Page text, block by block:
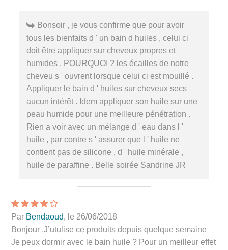
Bonsoir , je vous confirme que pour avoir
tous les bienfaits d ' un bain d huiles , celui ci
doit être appliquer sur cheveux propres et
humides . POURQUOI ? les écailles de notre
cheveu s ' ouvrent lorsque celui ci est mouillé .
Appliquer le bain d ' huiles sur cheveux secs
aucun intérêt . Idem appliquer son huile sur une
peau humide pour une meilleure pénétration .
Rien a voir avec un mélange d ' eau dans l '
huile , par contre s ' assurer que l ' huile ne
contient pas de silicone , d ' huile minérale ,
huile de paraffine . Belle soirée Sandrine JR
Par Bendaoud, le 26/06/2018
Bonjour ,J’utulise ce produits depuis quelque semaine
Je peux dormir avec le bain huile ? Pour un meilleur effet